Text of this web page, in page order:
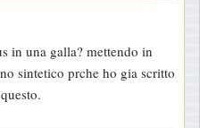
in una galla? mettendo in
sintetico prche ho gia scritto